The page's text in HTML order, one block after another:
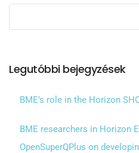
Legutóbbi bejegyzések
BME’s role in the Horizon
BME researchers in Horizon
OpenSuperQPlus on